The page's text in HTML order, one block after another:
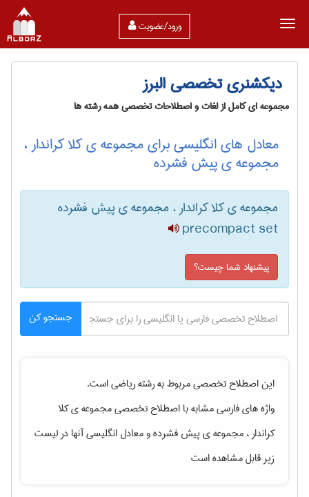
ورود/عضویت
دیکشنری تخصصی البرز
مجموعه ای کامل از لغات و اصطلاحات تخصصی همه رشته ها
معادل های انگلیسی برای مجموعه ی کلا کراندار ،
مجموعه ی پیش فشرده
مجموعه ی کلا کراندار ، مجموعه ی پیش فشرده
precompact set
پیشنهاد شما چیست؟
جستجو کن
این اصطلاح تخصصی مربوط به رشتهرياضیاست.
واژه های فارسی مشابه با اصطلاح تخصصیمجموعه ی کلا
کراندار ، مجموعه ی پیش فشردهو معادل انگلیسی آنها در لیست
زیر قابل مشاهده است